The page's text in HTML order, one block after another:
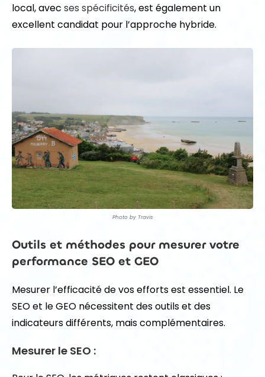
local, avec ses spécificités, est également un
excellent candidat pour l’approche hybride.
Photo by Travis
Outils et méthodes pour mesurer votre
performance SEO et GEO
Mesurer l’efficacité de vos efforts est essentiel. Le
SEO et le GEO nécessitent des outils et des
indicateurs différents, mais complémentaires.
Mesurer le SEO :